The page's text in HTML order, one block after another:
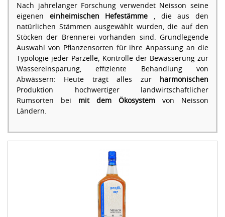
Nach jahrelanger Forschung verwendet Neisson seine
eigenen einheimischen Hefestämme , die aus den
natürlichen Stämmen ausgewählt wurden, die auf den
Stöcken der Brennerei vorhanden sind. Grundlegende
Auswahl von Pflanzensorten für ihre Anpassung an die
Typologie jeder Parzelle, Kontrolle der Bewässerung zur
Wassereinsparung, effiziente Behandlung von
Abwässern: Heute trägt alles zur harmonischen
Produktion hochwertiger landwirtschaftlicher
Rumsorten bei mit dem Ökosystem von Neisson
Ländern.